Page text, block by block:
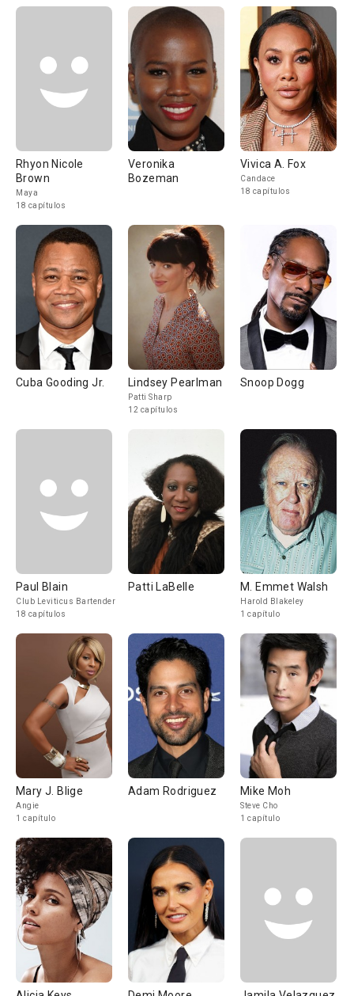
Rhyon Nicole
Brown
Maya
18 capítulos
Veronika
Bozeman
Vivica A. Fox
Candace
18 capítulos
Cuba Gooding Jr. Lindsey Pearlman
Patti Sharp
12 capítulos
Snoop Dogg
Paul Blain
Club Leviticus Bartender
18 capítulos
Patti LaBelle M. Emmet Walsh
Harold Blakeley
1 capítulo
Mary J. Blige
Angie
1 capítulo
Adam Rodriguez Mike Moh
Steve Cho
1 capítulo